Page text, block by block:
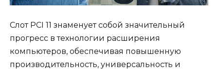
Слот PCI 11 знаменует собой значительный
прогресс в технологии расширения
компьютеров, обеспечивая повышенную
производительность, универсальность и